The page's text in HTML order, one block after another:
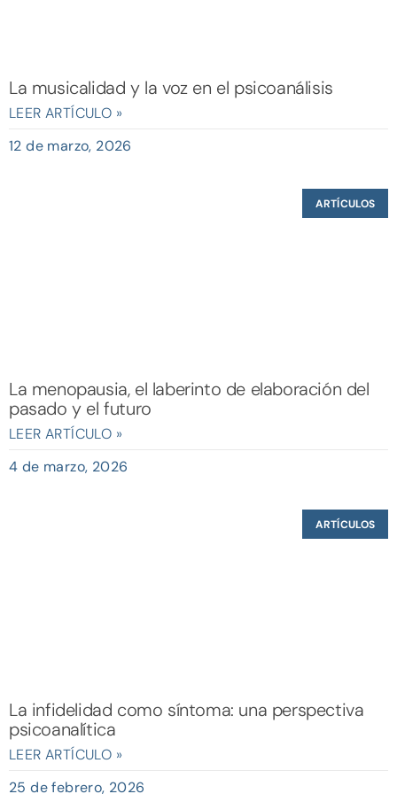
La musicalidad y la voz en el psicoanálisis
LEER ARTÍCULO »
12 de marzo, 2026
ARTÍCULOS
La menopausia, el laberinto de elaboración del
pasado y el futuro
LEER ARTÍCULO »
4 de marzo, 2026
ARTÍCULOS
La infidelidad como síntoma: una perspectiva
psicoanalítica
LEER ARTÍCULO »
25 de febrero, 2026